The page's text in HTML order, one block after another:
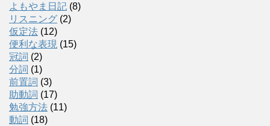
よもやま日記 (8)
リスニング (2)
仮定法 (12)
便利な表現 (15)
冠詞 (2)
分詞 (1)
前置詞 (3)
助動詞 (17)
勉強方法 (11)
動詞 (18)